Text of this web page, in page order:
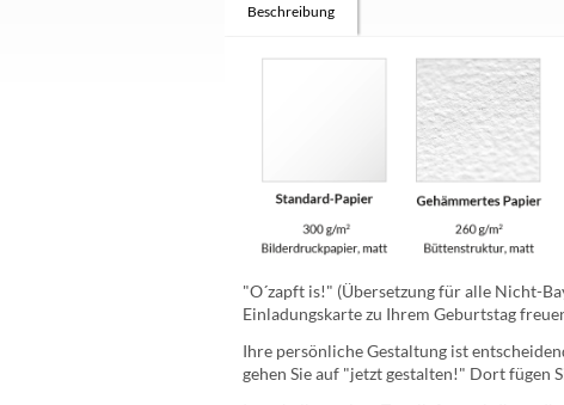
Beschreibung
"O´zapft is!" (Übersetzung für alle Nicht-
Einladungskarte zu Ihrem Geburtstag
Ihre persönliche Gestaltung ist
gehen Sie auf "jetzt gestalten!" Dort fügen